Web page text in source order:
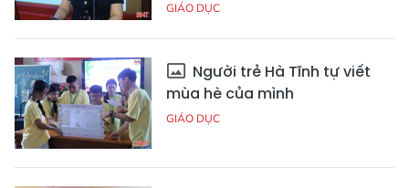
GIÁO DỤC
Người trẻ Hà Tĩnh tự viết
mùa hè của mình
GIÁO DỤC